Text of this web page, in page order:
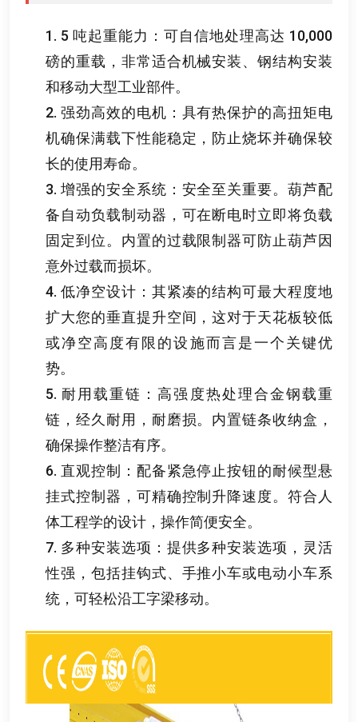
1. 5 吨起重能力 ： 可自信地处理高达 10,000
磅的重载 ， 非常适合机械安装、钢结构安装
和移动大型工业部件。
2. 强劲高效的电机 ： 具有热保护的高扭矩电
机确保满载下性能稳定 ， 防止烧坏并确保较
长的使用寿命。
3. 增强的安全系统 ： 安全至关重要。葫芦配
备自动负载制动器 ， 可在断电时立即将负载
固定到位。 内置的过载限制器可防止葫芦因
意外过载而损坏。
4. 低净空设计 ： 其紧凑的结构可最大程度地
扩大您的垂直提升空间 ，这对于天花板较低
或净空高度有限的设施而言是一个关键优
势。
5. 耐用载重链 ： 高强度热处理合金钢载重
链 ， 经久耐用 ， 耐磨损。 内置链条收纳盒 ，
确保操作整洁有序。
6. 直观控制 ： 配备紧急停止按钮的耐候型悬
挂式控制器 ， 可精确控制升降速度。符合人
体工程学的设计 ， 操作简便安全。
7. 多种安装选项 ： 提供多种安装选项 ， 灵活
性强 ， 包括挂钩式、 手推小车或电动小车系
统 ， 可轻松沿工字梁移动。